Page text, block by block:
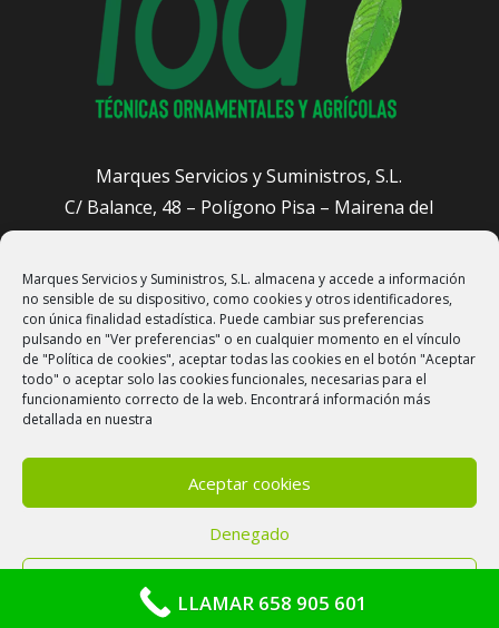
Marques Servicios y Suministros, S.L. almacena y accede a información
no sensible de su dispositivo, como cookies y otros identificadores,
con única finalidad estadística. Puede cambiar sus preferencias
pulsando en "Ver preferencias" o en cualquier momento en el vínculo
de "Política de cookies", aceptar todas las cookies en el botón "Aceptar
todo" o aceptar solo las cookies funcionales, necesarias para el
funcionamiento correcto de la web. Encontrará información más
detallada en nuestra
Aceptar cookies
Denegado
Marques Servicios y Suministros, S.L.
C/ Balance, 48 – Polígono Pisa – Mairena del
Aljarafe (Sevilla)
administracion@sevillajardineros.com
658 905 601
Política de cookies
LLAMAR 658 905 601